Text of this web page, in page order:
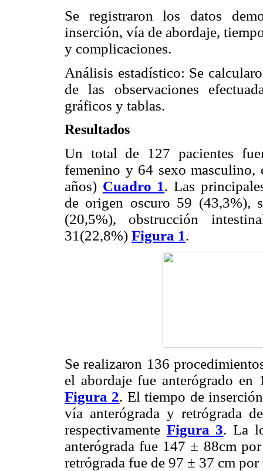
Se registraron los datos
inserción, vía de abordaje,
y complicaciones.
Análisis estadístico: Se
de las observaciones
gráficos y tablas.
Resultados
Un total de 127 pacientes
femenino y 64 sexo
años) Cuadro 1. Las
de origen oscuro 59 (43,3%),
(20,5%), obstrucción
31(22,8%) Figura 1.
Se realizaron 136
el abordaje fue anterógrado
Figura 2. El tiempo de
vía anterógrada y retrógrada
respectivamente Figura 3. La
anterógrada fue 147 ± 88cm
retrógrada fue de 97 ± 37 cm